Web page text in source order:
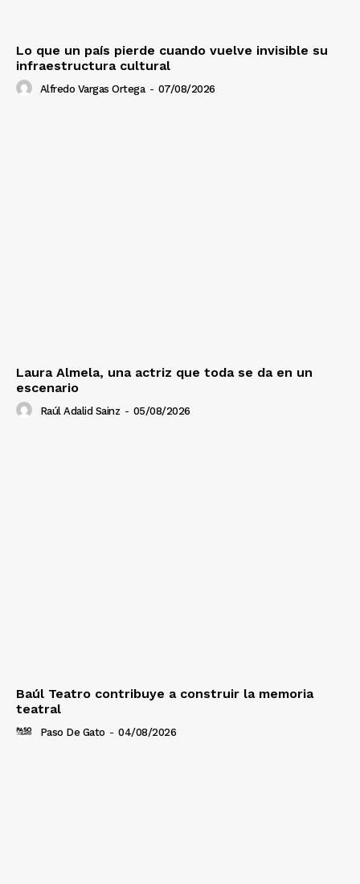
Lo que un país pierde cuando vuelve invisible su
infraestructura cultural
Alfredo Vargas Ortega - 07/08/2026
Laura Almela, una actriz que toda se da en un
escenario
Raúl Adalid Sainz - 05/08/2026
Baúl Teatro contribuye a construir la memoria
teatral
Paso De Gato - 04/08/2026